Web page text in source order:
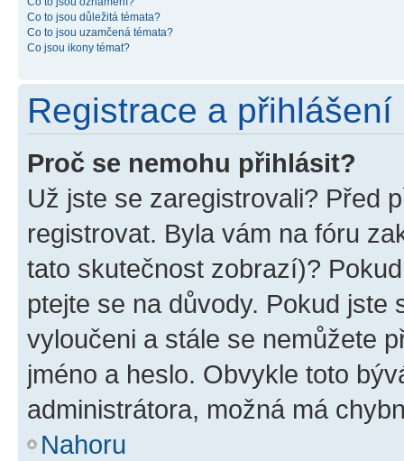
Co to jsou důležitá témata?
Co to jsou uzamčená témata?
Co jsou ikony témat?
Registrace a přihlášení
Proč se nemohu přihlásit?
Už jste se zaregistrovali? Před
registrovat. Byla vám na fóru
tato skutečnost zobrazí)?
ptejte se na důvody. Pokud jste
vyloučeni a stále se nemůžete
jméno a heslo. Obvykle toto
administrátora, možná má
Nahoru